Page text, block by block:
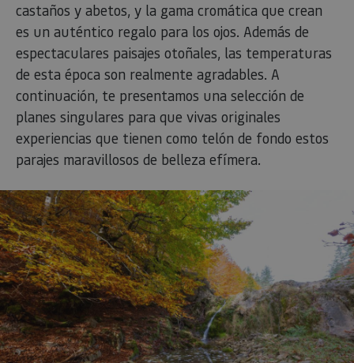
castaños y abetos, y la gama cromática que crean
es un auténtico regalo para los ojos. Además de
espectaculares paisajes otoñales, las temperaturas
de esta época son realmente agradables. A
continuación, te presentamos una selección de
planes singulares para que vivas originales
experiencias que tienen como telón de fondo estos
parajes maravillosos de belleza efímera.